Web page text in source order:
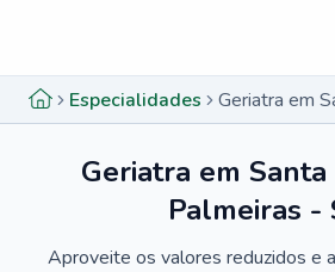
Especialidades
Geriatra em Santa
Palmeiras -
Aproveite os valores reduzidos e